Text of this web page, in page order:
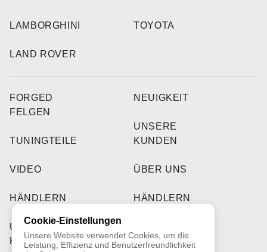
LAMBORGHINI
LAND ROVER
TOYOTA
FORGED
FELGEN
TUNINGTEILE
VIDEO
HÄNDLERN
UNSERE
KUNDEN
NEUIGKEIT
UNSERE
KUNDEN
ÜBER UNS
HÄNDLERN
Cookie-Einstellungen
Unsere Website verwendet Cookies, um die
Leistung, Effizienz und Benutzerfreundlichkeit